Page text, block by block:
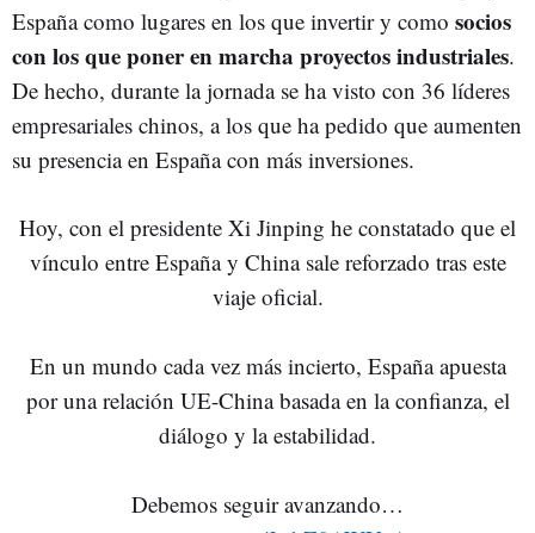
España como lugares en los que invertir y como socios
con los que poner en marcha proyectos industriales.
De hecho, durante la jornada se ha visto con 36 líderes
empresariales chinos, a los que ha pedido que aumenten
su presencia en España con más inversiones.
Hoy, con el presidente Xi Jinping he constatado que el
vínculo entre España y China sale reforzado tras este
viaje oficial.
En un mundo cada vez más incierto, España apuesta
por una relación UE-China basada en la confianza, el
diálogo y la estabilidad.
Debemos seguir avanzando…